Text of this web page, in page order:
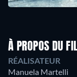
À PROPOS DU
RÉALISATEUR
Manuela Martelli